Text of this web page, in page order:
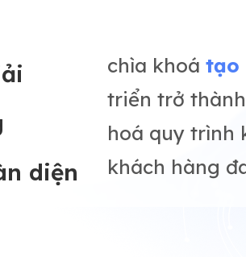
diện
chìa khoátạo
triển trở
hoá quy trình
khách hàng